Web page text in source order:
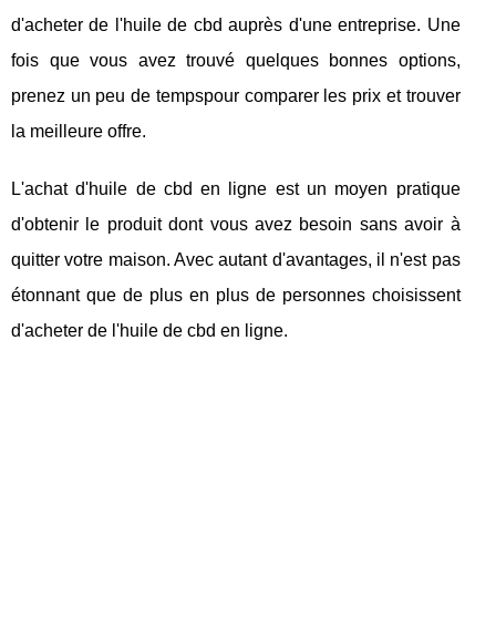
d'acheter de l'huile de cbd auprès d'une entreprise. Une
fois que vous avez trouvé quelques bonnes options,
prenez un peu de tempspour comparer les prix et trouver
la meilleure offre.
L'achat d'huile de cbd en ligne est un moyen pratique
d'obtenir le produit dont vous avez besoin sans avoir à
quitter votre maison. Avec autant d'avantages, il n'est pas
étonnant que de plus en plus de personnes choisissent
d'acheter de l'huile de cbd en ligne.